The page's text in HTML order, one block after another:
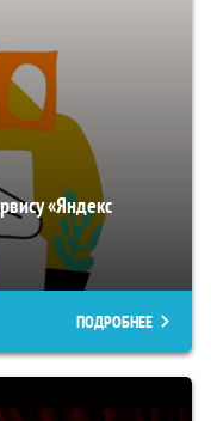
«Яндекс
ПОДРОБНЕЕ